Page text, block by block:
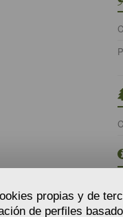
propias y de
de perfiles